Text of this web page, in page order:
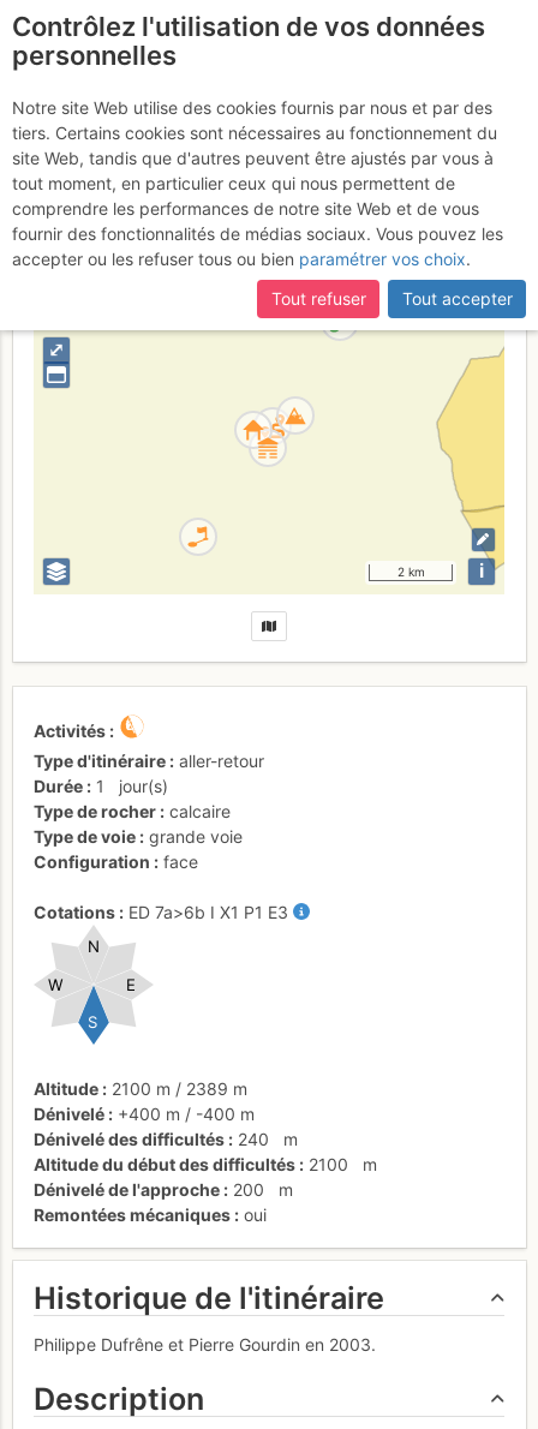
Aiguille d'Aujon :
Luxis
France Haute-Savoie Haut Giffre - Aiguilles Rouges - Fiz
⤢
2 km i
Activités
Type d'itinéraire
aller-retour
Durée
1
jour(s)
Type de rocher
calcaire
Type de voie
grande voie
Configuration
face
Cotations ED 7a>6b I X1 P1 E3
E
W
S
N
Altitude 2100 m / 2389 m
Dénivelé
+400 m / -400 m
Dénivelé des difficultés
240
m
Altitude du début des difficultés
2100
m
Dénivelé de l'approche
200
m
Remontées mécaniques
oui
Historique de l'itinéraire
Philippe Dufrêne et Pierre Gourdin en 2003.
Description
Contrôlez l'utilisation de vos données
personnelles
Notre site Web utilise des cookies fournis par nous et par des
tiers. Certains cookies sont nécessaires au fonctionnement du
site Web, tandis que d'autres peuvent être ajustés par vous à
tout moment, en particulier ceux qui nous permettent de
comprendre les performances de notre site Web et de vous
fournir des fonctionnalités de médias sociaux. Vous pouvez les
accepter ou les refuser tous ou bien paramétrer vos choix.
Tout refuser
Tout accepter